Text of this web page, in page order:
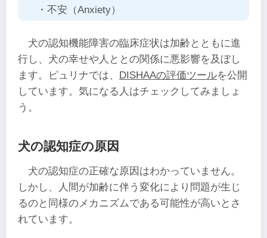
・不安（Anxiety）
犬の認知機能障害の臨床症状は加齢とともに進
行し、犬の幸せや人ととの関係に悪影響を及ぼし
ます。ピュリナでは、 DISHAAの評価ツールを公開
しています。気になる人はチェックしてみましょ
う。
犬の認知症の原因
犬の認知症の正確な原因はわかっていません。
しかし、人間が加齢に伴う変化により問題が生じ
るのと同様のメカニズムである可能性が高いとさ
れています。